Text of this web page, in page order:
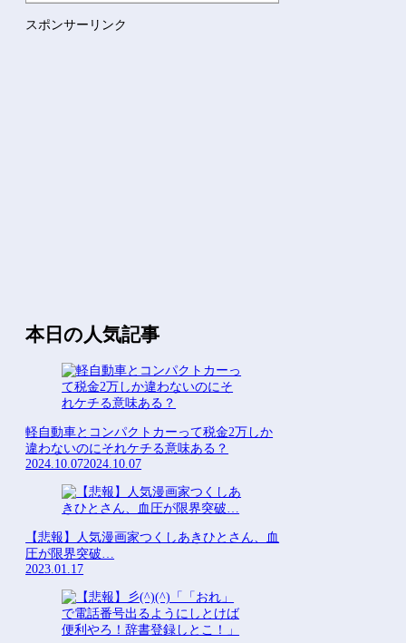
スポンサーリンク
本日の人気記事
軽自動車とコンパクトカーって税金2万しか
違わないのにそれケチる意味ある？
2024.10.072024.10.07
【悲報】人気漫画家つくしあきひとさん、血
圧が限界突破…
2023.01.17